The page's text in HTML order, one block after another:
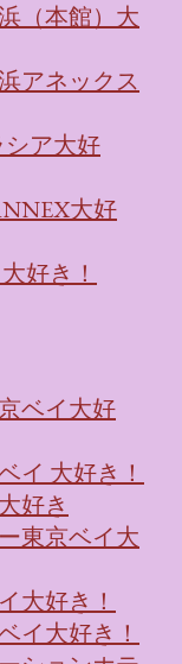
（本館）大
アネックス
ア大好
大好
好き！
ベイ大好
イ 大好き！
好き
東京ベイ大
大好き！
イ大好き！